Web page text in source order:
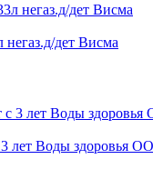
дет Висма
3 лет Воды здоровья